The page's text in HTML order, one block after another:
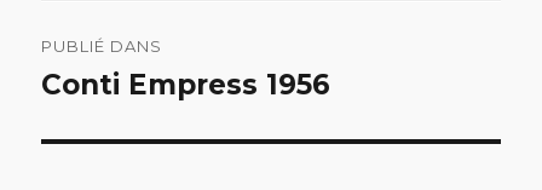
de
PUBLIÉ DANS
Conti Empress 1956